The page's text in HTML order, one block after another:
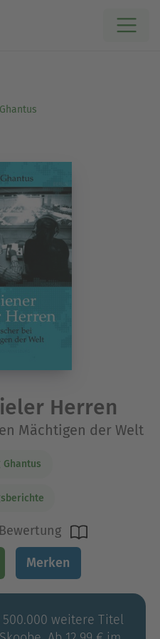
Herren
Mächtigen der Welt
Merken
weitere Titel